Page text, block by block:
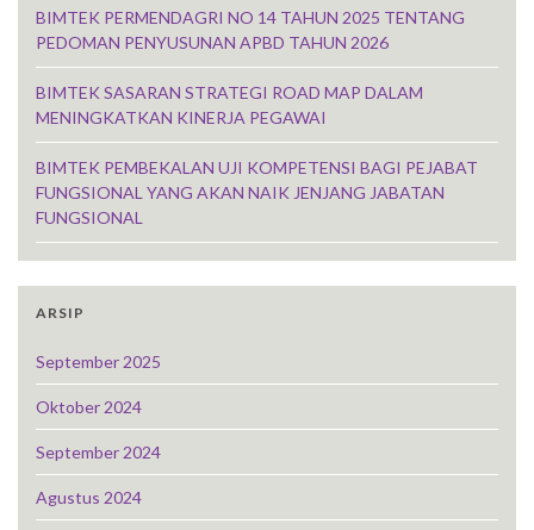
BIMTEK PERMENDAGRI NO 14 TAHUN 2025 TENTANG
PEDOMAN PENYUSUNAN APBD TAHUN 2026
BIMTEK SASARAN STRATEGI ROAD MAP DALAM
MENINGKATKAN KINERJA PEGAWAI
BIMTEK PEMBEKALAN UJI KOMPETENSI BAGI PEJABAT
FUNGSIONAL YANG AKAN NAIK JENJANG JABATAN
FUNGSIONAL
ARSIP
September 2025
Oktober 2024
September 2024
Agustus 2024